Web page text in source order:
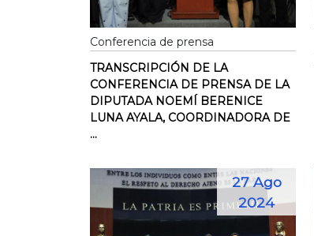
Conferencia de prensa
TRANSCRIPCIÓN DE LA
CONFERENCIA DE PRENSA DE LA
DIPUTADA NOEMÍ BERENICE
LUNA AYALA, COORDINADORA DE
...
27 Ago
2024